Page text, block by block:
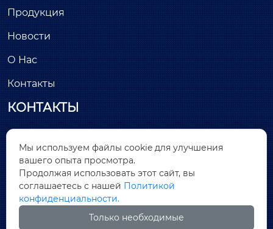
Продукция
Новости
О Нас
Контакты
КОНТАКТЫ
 Лунчан, улица Хантанг, № 26, Цяньтоу, район
Дунчэн, город Дунгуань, провинция Гуандун
 sales@covnamall.com

Мы используем файлы cookie для улучшения
вашего опыта просмотра.
Продолжая использовать этот сайт, вы
соглашаетесь с нашей Политикой
конфиденциальности.
Только необходимые